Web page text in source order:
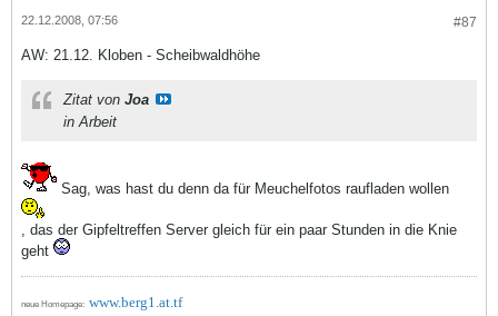
#87
22.12.2008, 07:56
AW: 21.12. Kloben - Scheibwaldhöhe
Zitat von Joa
in Arbeit
Sag, was hast du denn da für Meuchelfotos raufladen wollen
, das der Gipfeltreffen Server gleich für ein paar Stunden in die Knie
geht
neue Homepage: www.berg1.at.tf